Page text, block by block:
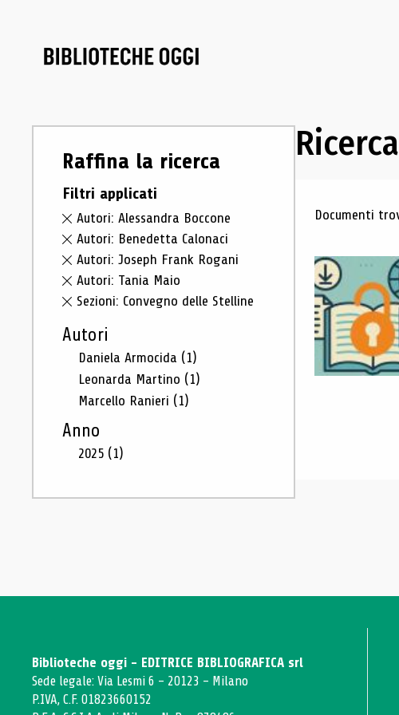
Raffina la ricerca
Filtri applicati
Autori: Alessandra Boccone
Autori: Benedetta Calonaci
Autori: Joseph Frank Rogani
Autori: Tania Maio
Sezioni: Convegno delle Stelline
Autori
Daniela Armocida (1)
Leonarda Martino (1)
Marcello Ranieri (1)
Anno
2025 (1)
Ricerca
Documenti
Biblioteche oggi - EDITRICE BIBLIOGRAFICA srl
Sede legale: Via Lesmi 6 - 20123 - Milano
P.IVA, C.F. 01823660152